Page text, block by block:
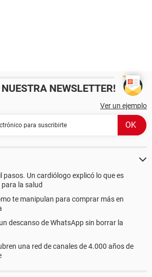
NEWSLETTER!
Ver un ejemplo
pasos. Un cardiólogo explicó lo que es
la salud
te manipulan para comprar más en
descanso de WhatsApp sin borrar la
una red de canales de 4.000 años de